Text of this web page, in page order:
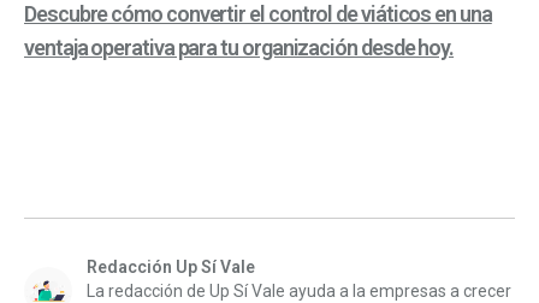
Descubre cómo convertir el control de viáticos en una
ventaja operativa para tu organización desde hoy.
Redacción Up Sí Vale
La redacción de Up Sí Vale ayuda a la empresas a crecer